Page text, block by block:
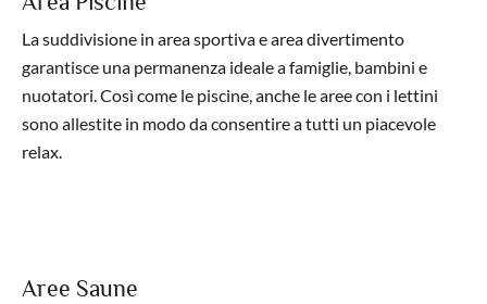
La suddivisione in area sportiva e area divertimento
garantisce una permanenza ideale a famiglie, bambini e
nuotatori. Così come le piscine, anche le aree con i lettini
sono allestite in modo da consentire a tutti un piacevole
relax.
Aree Saune